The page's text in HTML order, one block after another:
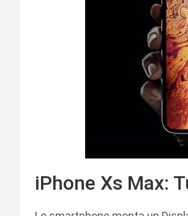
iPhone Xs Max: